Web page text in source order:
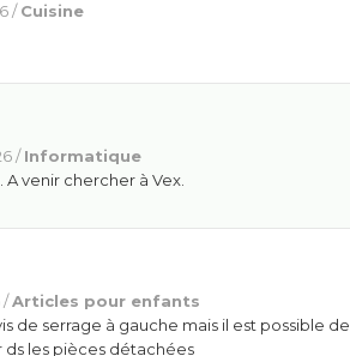
/Cuisine
/Informatique
A venir chercher à Vex.
/Articles pour enfants
de serrage à gauche mais il est possible de
ds les pièces détachées